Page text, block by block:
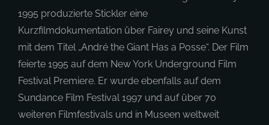
1995 produzierte Stickler eine
Kurzfilmdokumentation über Fairey und seine Kunst
mit dem Titel „André the Giant Has a Posse“. Der Film
feierte 1995 auf dem New York Underground Film
Festival Premiere. Er wurde ebenfalls auf dem
Sundance Film Festival 1997 und auf über 70
weiteren Filmfestivals und in Museen weltweit